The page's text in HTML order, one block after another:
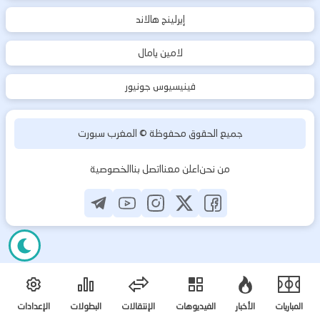
إيرلينج هالاند
لامين يامال
فينيسيوس جونيور
جميع الحقوق محفوظة ©المغرب سبورت
من نحناعلن معنااتصل بناالخصوصية
المباريات الأخبار الفيديوهات الإنتقالات البطولات الإعدادات